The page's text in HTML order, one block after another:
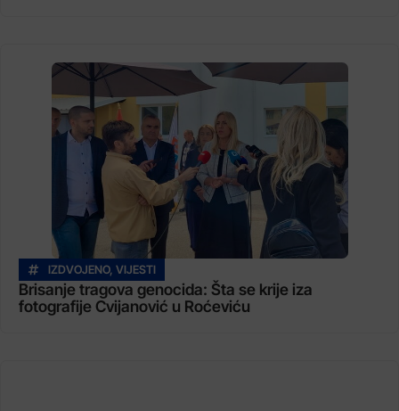
IZDVOJENO, VIJESTI
Brisanje tragova genocida: Šta se krije iza
fotografije Cvijanović u Roćeviću